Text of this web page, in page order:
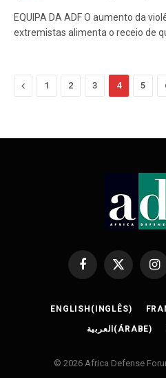
EQUIPA DA ADF O aumento da
extremistas alimenta o receio de
Previous
1 2 3 4 5
Facebook
X
ENGLISH ( INGLÊS)
العربية (ÁRABE)
© 2026 Africa Defense